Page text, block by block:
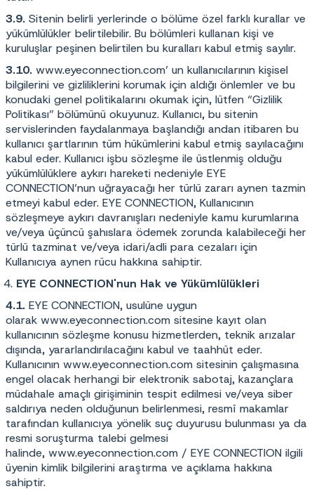
3.9. Sitenin belirli yerlerinde o bölüme özel farklı kurallar ve
yükümlülükler belirtilebilir. Bu bölümleri kullanan kişi ve
kuruluşlar peşinen belirtilen bu kuralları kabul etmiş sayılır.
3.10. www.eyeconnection.com’ un kullanıcılarının kişisel
bilgilerini ve gizliliklerini korumak için aldığı önlemler ve bu
konudaki genel politikalarını okumak için, lütfen “Gizlilik
Politikası” bölümünü okuyunuz. Kullanıcı, bu sitenin
servislerinden faydalanmaya başlandığı andan itibaren bu
kullanıcı şartlarının tüm hükümlerini kabul etmiş sayılacağını
kabul eder. Kullanıcı işbu sözleşme ile üstlenmiş olduğu
yükümlülüklere aykırı hareketi nedeniyle EYE
CONNECTION’nun uğrayacağı her türlü zararı aynen tazmin
etmeyi kabul eder. EYE CONNECTION, Kullanıcının
sözleşmeye aykırı davranışları nedeniyle kamu kurumlarına
ve/veya üçüncü şahıslara ödemek zorunda kalabileceği her
türlü tazminat ve/veya idari/adli para cezaları için
Kullanıcıya aynen rücu hakkına sahiptir.
EYE CONNECTION'nun Hak ve Yükümlülükleri
4.1. EYE CONNECTION, usulüne uygun
olarak www.eyeconnection.com sitesine kayıt olan
kullanıcının sözleşme konusu hizmetlerden, teknik arızalar
dışında, yararlandırılacağını kabul ve taahhüt eder.
Kullanıcının www.eyeconnection.com sitesinin çalışmasına
engel olacak herhangi bir elektronik sabotaj, kazançlara
müdahale amaçlı girişiminin tespit edilmesi ve/veya siber
saldırıya neden olduğunun belirlenmesi, resmî makamlar
tarafından kullanıcıya yönelik suç duyurusu bulunması ya da
resmi soruşturma talebi gelmesi
halinde, www.eyeconnection.com / EYE CONNECTION ilgili
üyenin kimlik bilgilerini araştırma ve açıklama hakkına
sahiptir.